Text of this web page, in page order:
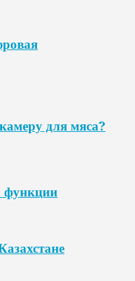
для мяса?
функции